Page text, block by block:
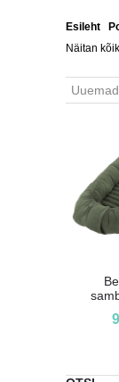
Esileht
Näitan